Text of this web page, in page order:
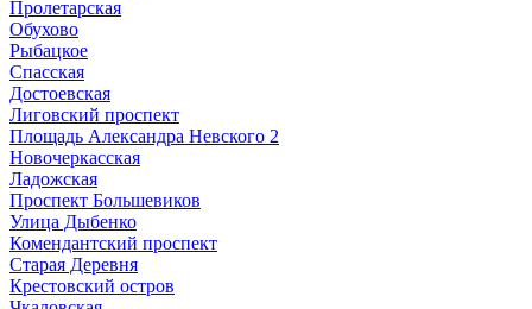
Пролетарская
Обухово
Рыбацкое
Спасская
Достоевская
Лиговский проспект
Площадь Александра Невского 2
Новочеркасская
Ладожская
Проспект Большевиков
Улица Дыбенко
Комендантский проспект
Старая Деревня
Крестовский остров